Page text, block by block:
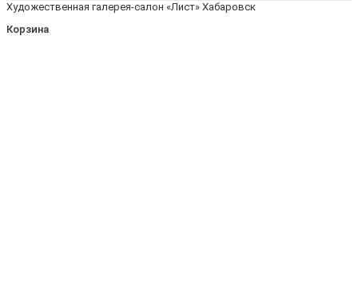
Художественная галерея-салон «Лист» Хабаровск
Корзина